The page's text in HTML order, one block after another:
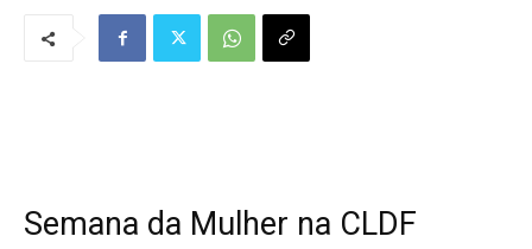
Semana da Mulher na CLDF